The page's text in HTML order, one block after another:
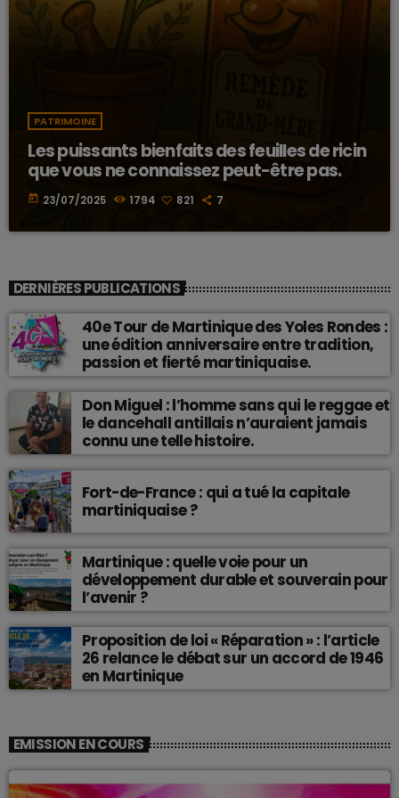
PATRIMOINE
Les puissants bienfaits des feuilles de ricin
que vous ne connaissez peut-être pas.
today 23/07/2025 1794 821 7
DERNIÈRES PUBLICATIONS
40e Tour de Martinique des Yoles Rondes :
une édition anniversaire entre tradition,
passion et fierté martiniquaise.
Don Miguel : l’homme sans qui le reggae et
le dancehall antillais n’auraient jamais
connu une telle histoire.
Fort-de-France : qui a tué la capitale
martiniquaise ?
Martinique : quelle voie pour un
développement durable et souverain pour
l’avenir ?
Proposition de loi « Réparation » : l’article
26 relance le débat sur un accord de 1946
en Martinique
EMISSION EN COURS